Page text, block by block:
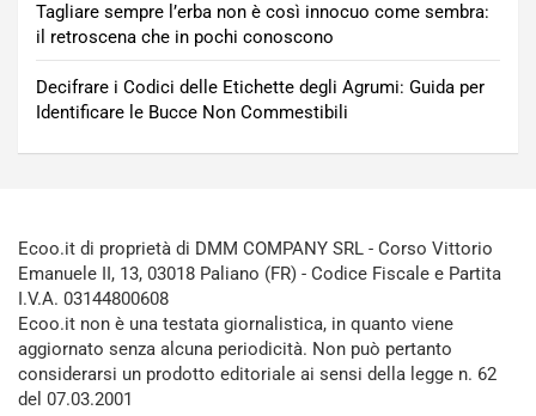
Tagliare sempre l’erba non è così innocuo come sembra:
il retroscena che in pochi conoscono
Decifrare i Codici delle Etichette degli Agrumi: Guida per
Identificare le Bucce Non Commestibili
Ecoo.it di proprietà di DMM COMPANY SRL - Corso Vittorio
Emanuele II, 13, 03018 Paliano (FR) - Codice Fiscale e Partita
I.V.A. 03144800608
Ecoo.it non è una testata giornalistica, in quanto viene
aggiornato senza alcuna periodicità. Non può pertanto
considerarsi un prodotto editoriale ai sensi della legge n. 62
del 07.03.2001